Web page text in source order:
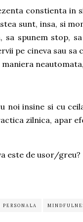
constienta in
sunt, insa, si
spunem stop,
pe cineva sau
noi insine si cu
zilnica, apar
este de usor/greu?
PERSONALA